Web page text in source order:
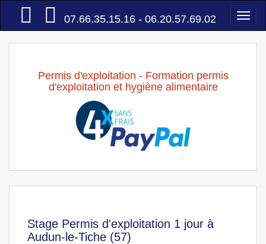
Accueil
07.66.35.15.16 - 06.20.57.69.02
Permis d'exploitation - Formation permis
d'exploitation et hygiène alimentaire
Stage Permis d'exploitation 1 jour à
Audun-le-Tiche (57)